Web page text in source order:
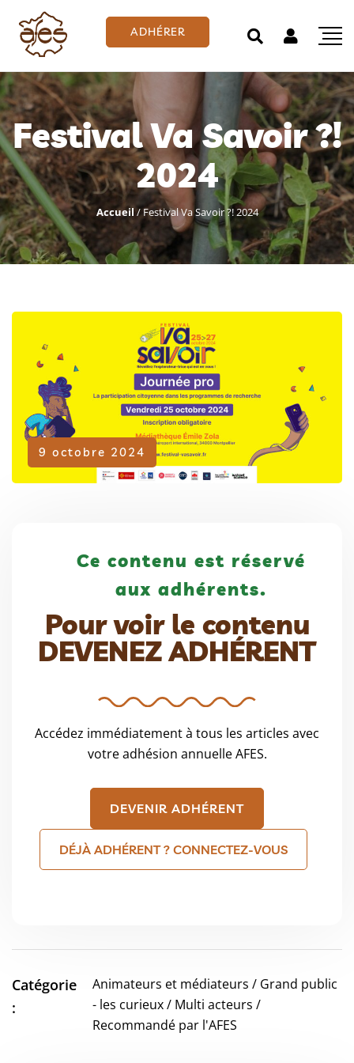
ADHÉRER
Festival Va Savoir ?!
2024
Accueil/Festival Va Savoir ?! 2024
9 octobre 2024
Adhérent
Ce contenu est réservé
aux adhérents.
Pour voir le contenu
DEVENEZ ADHÉRENT
Accédez immédiatement à tous les articles avec
votre adhésion annuelle AFES.
DEVENIR ADHÉRENT
DÉJÀ ADHÉRENT ? CONNECTEZ-VOUS
Catégorie
:
Animateurs et médiateurs / Grand public
- les curieux / Multi acteurs /
Recommandé par l'AFES